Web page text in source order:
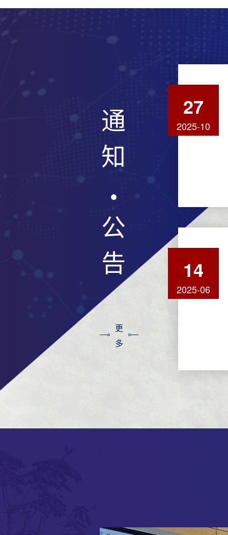
通
知
●
公
告
更
多
27
2025-10
14
2025-06